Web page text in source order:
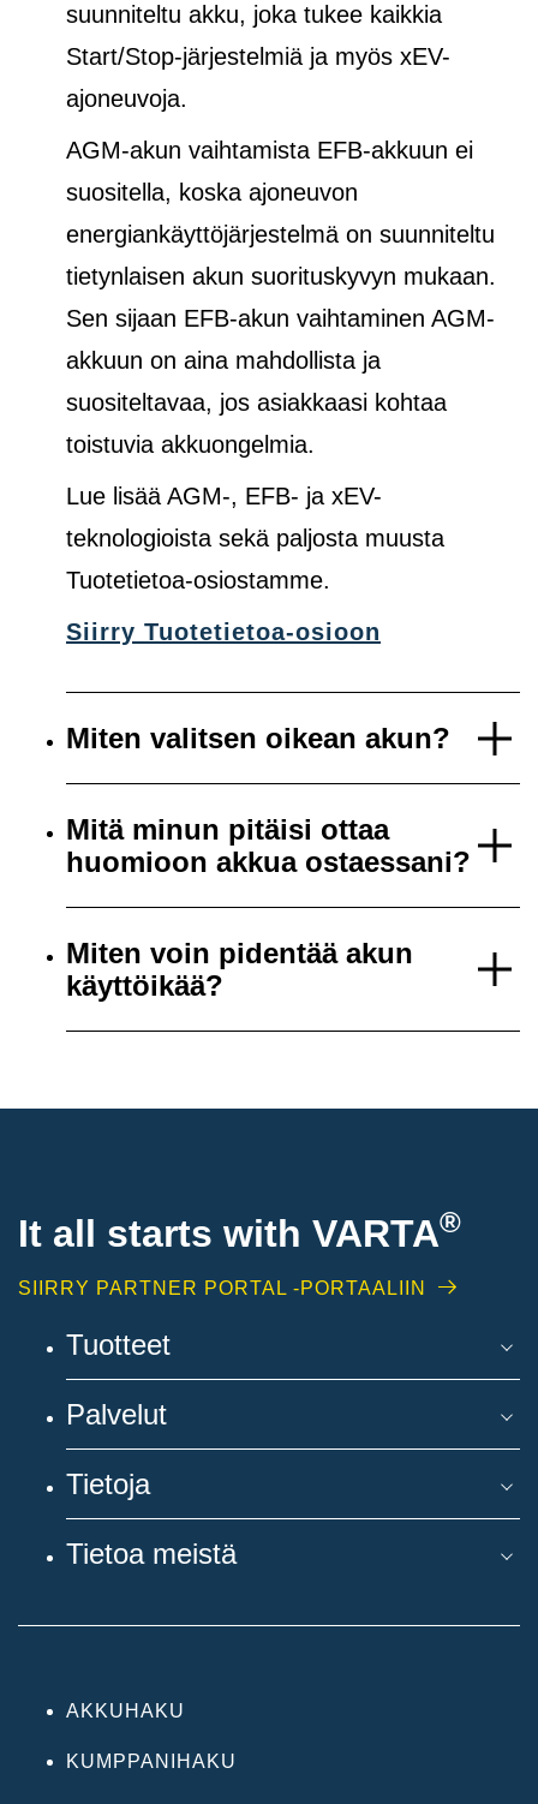
suunniteltu akku, joka tukee kaikkia
Start/Stop-järjestelmiä ja myös xEV-
ajoneuvoja.
AGM-akun vaihtamista EFB-akkuun ei
suositella, koska ajoneuvon
energiankäyttöjärjestelmä on suunniteltu
tietynlaisen akun suorituskyvyn mukaan.
Sen sijaan EFB-akun vaihtaminen AGM-
akkuun on aina mahdollista ja
suositeltavaa, jos asiakkaasi kohtaa
toistuvia akkuongelmia.
Lue lisää AGM-, EFB- ja xEV-
teknologioista sekä paljosta muusta
Tuotetietoa-osiostamme.
Siirry Tuotetietoa-osioon
Miten valitsen oikean akun?
Mitä minun pitäisi ottaa
huomioon akkua ostaessani?
Miten voin pidentää akun
käyttöikää?
It all starts with VARTA®
SIIRRY PARTNER PORTAL -PORTAALIIN
Tuotteet
Palvelut
Tietoja
Tietoa meistä
AKKUHAKU
KUMPPANIHAKU